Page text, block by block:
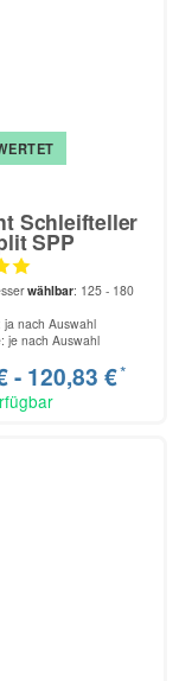
Schleifteller
SPP
wählbar: 125 - 180
ja nach Auswahl
je nach Auswahl
- 120,83 €*